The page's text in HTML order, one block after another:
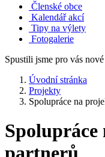
Členské obce
Kalendář akcí
Tipy na výlety
Fotogalerie
Spustili jsme pro vás
Úvodní stránka
Projekty
Spolupráce na